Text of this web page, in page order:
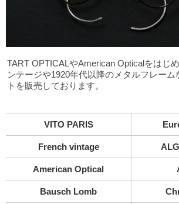
TART OPTICALやAmerican Opticalをはじ
ンテージや1920年代以降のメタルフレーム
トを販売しております。
VITO PARIS
French vintage
American Optical
Bausch Lomb